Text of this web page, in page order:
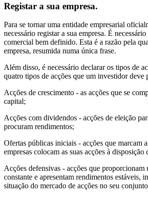
Registar a sua empresa.
Para se tornar uma entidade empresarial
necessário registar a sua empresa. É
comercial bem definido. Esta é a razão pela
empresa, resumida numa única frase.
Além disso, é necessário declarar os tipos de
quatro tipos de acções que um investidor deve
Acções de crescimento - as acções que se
capital;
Acções com dividendos - acções de eleição
procuram rendimentos;
Ofertas públicas iniciais - acções que marcam
empresas colocam as suas acções à disposição
Acções defensivas - acções que
constante e apresentam rendimentos estáveis,
situação do mercado de acções no seu